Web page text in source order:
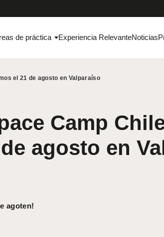
de práctica Experiencia RelevanteNoticias
el 21 de agosto en Valparaíso
Camp
agosto en
agoten!